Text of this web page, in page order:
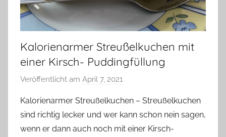
Kalorienarmer Streußelkuchen mit
einer Kirsch- Puddingfüllung
Veröffentlicht am April 7, 2021
n
Y
v
Kalorienarmer Streußelkuchen – Streußelkuchen
sind richtig lecker und wer kann schon nein sagen,
wenn er dann auch noch mit einer Kirsch-